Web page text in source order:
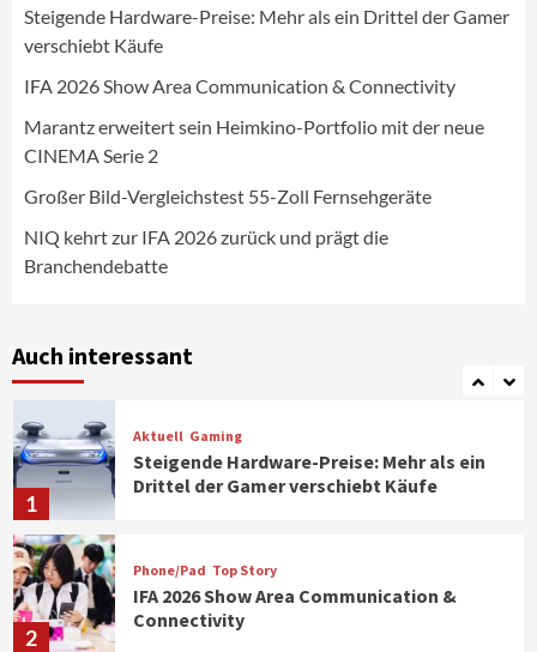
Steigende Hardware-Preise: Mehr als ein Drittel der Gamer
verschiebt Käufe
IFA 2026 Show Area Communication & Connectivity
Marantz erweitert sein Heimkino-Portfolio mit der neue
CINEMA Serie 2
Großer Bild-Vergleichstest 55-Zoll Fernsehgeräte
NIQ kehrt zur IFA 2026 zurück und prägt die
Branchendebatte
Auch interessant
5
NIQ kehrt zur IFA 2026 zurück und prägt
die Branchendebatte
6
Aktuell
CHERRY baut Vertriebsteam in
7
Klimageräte und Ventilatoren
1
Aktuell Gaming
Steigende Hardware-Preise: Mehr als ein
Drittel der Gamer verschiebt Käufe
2
Phone/Pad Top Story
IFA 2026 Show Area Communication &
Connectivity